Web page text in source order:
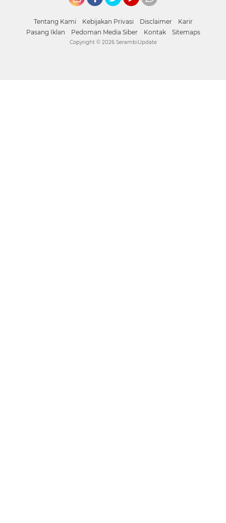
Tentang Kami Kebijakan Privasi Disclaimer
Karir
Pasang Iklan
Pedoman Media Siber Kontak Sitemaps
Copyright © 2026 SerambiUpdate